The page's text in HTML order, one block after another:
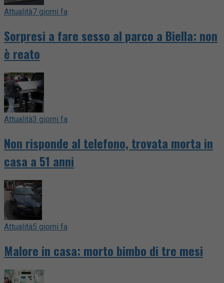
Attualità7 giorni fa
Sorpresi a fare sesso al parco a Biella: non
è reato
Attualità3 giorni fa
Non risponde al telefono, trovata morta in
casa a 51 anni
Attualità5 giorni fa
Malore in casa: morto bimbo di tre mesi